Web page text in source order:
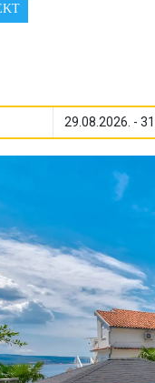
29.08.2026. -